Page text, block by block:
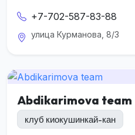
+7-702-587-83-88
улица Курманова, 8/3
Abdikarimova team
клуб киокушинкай-кан